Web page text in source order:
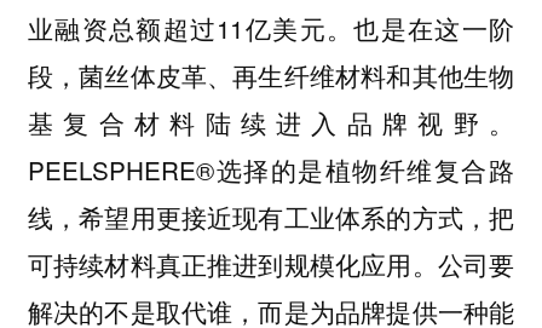
业融资总额超过11亿美元。也是在这一阶
段，菌丝体皮革、再生纤维材料和其他生物
基复合材料陆续进入品牌视野。
PEELSPHERE®选择的是植物纤维复合路
线，希望用更接近现有工业体系的方式，把
可持续材料真正推进到规模化应用。公司要
解决的不是取代谁，而是为品牌提供一种能